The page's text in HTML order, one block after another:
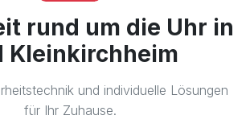
rund um die Uhr in
Kleinkirchheim
und individuelle Lösungen
für Ihr Zuhause.